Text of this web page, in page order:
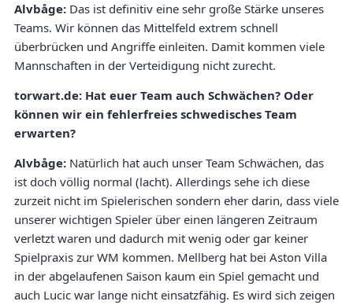
Alvbåge: Das ist definitiv eine sehr große Stärke unseres
Teams. Wir können das Mittelfeld extrem schnell
überbrücken und Angriffe einleiten. Damit kommen viele
Mannschaften in der Verteidigung nicht zurecht.
torwart.de: Hat euer Team auch Schwächen? Oder
können wir ein fehlerfreies schwedisches Team
erwarten?
Alvbåge: Natürlich hat auch unser Team Schwächen, das
ist doch völlig normal (lacht). Allerdings sehe ich diese
zurzeit nicht im Spielerischen sondern eher darin, dass viele
unserer wichtigen Spieler über einen längeren Zeitraum
verletzt waren und dadurch mit wenig oder gar keiner
Spielpraxis zur WM kommen. Mellberg hat bei Aston Villa
in der abgelaufenen Saison kaum ein Spiel gemacht und
auch Lucic war lange nicht einsatzfähig. Es wird sich zeigen